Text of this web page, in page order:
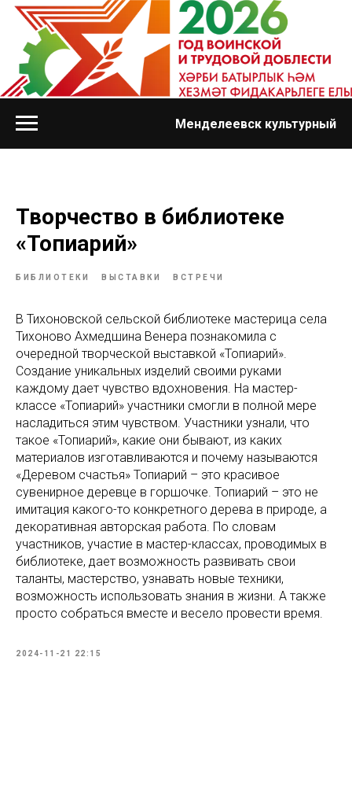
Менделеевск культурный
Творчество в библиотеке
«Топиарий»
БИБЛИОТЕКИ ВЫСТАВКИ ВСТРЕЧИ
В Тихоновской сельской библиотеке мастерица села
Тихоново Ахмедшина Венера познакомила с
очередной творческой выставкой «Топиарий».
Создание уникальных изделий своими руками
каждому дает чувство вдохновения. На мастер-
классе «Топиарий» участники смогли в полной мере
насладиться этим чувством. Участники узнали, что
такое «Топиарий», какие они бывают, из каких
материалов изготавливаются и почему называются
«Деревом счастья» Топиарий – это красивое
сувенирное деревце в горшочке. Топиарий – это не
имитация какого-то конкретного дерева в природе, а
декоративная авторская работа. По словам
участников, участие в мастер-классах, проводимых в
библиотеке, дает возможность развивать свои
таланты, мастерство, узнавать новые техники,
возможность использовать знания в жизни. А также
просто собраться вместе и весело провести время.
2024-11-21 22:15